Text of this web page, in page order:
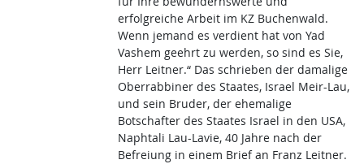
erfolgreiche Arbeit im KZ Buchenwald.
Wenn jemand es verdient hat von Yad
Vashem geehrt zu werden, so sind es Sie,
Herr Leitner.“ Das schrieben der damalige
Oberrabbiner des Staates, Israel Meir-Lau,
und sein Bruder, der ehemalige
Botschafter des Staates Israel in den USA,
Naphtali Lau-Lavie, 40 Jahre nach der
Befreiung in einem Brief an Franz Leitner.